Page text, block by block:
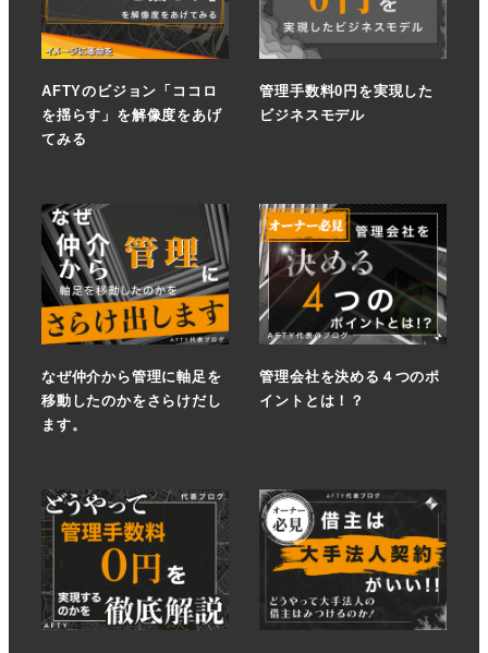
AFTYのビジョン「ココロ
を揺らす」を解像度をあげ
てみる
管理手数料0円を実現した
ビジネスモデル
なぜ仲介から管理に軸足を
移動したのかをさらけだし
ます。
管理会社を決める４つのポ
イントとは！？